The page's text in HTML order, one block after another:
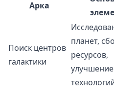
Арка
Поиск центров
галактики
планет,
ресурсов,
улучшение